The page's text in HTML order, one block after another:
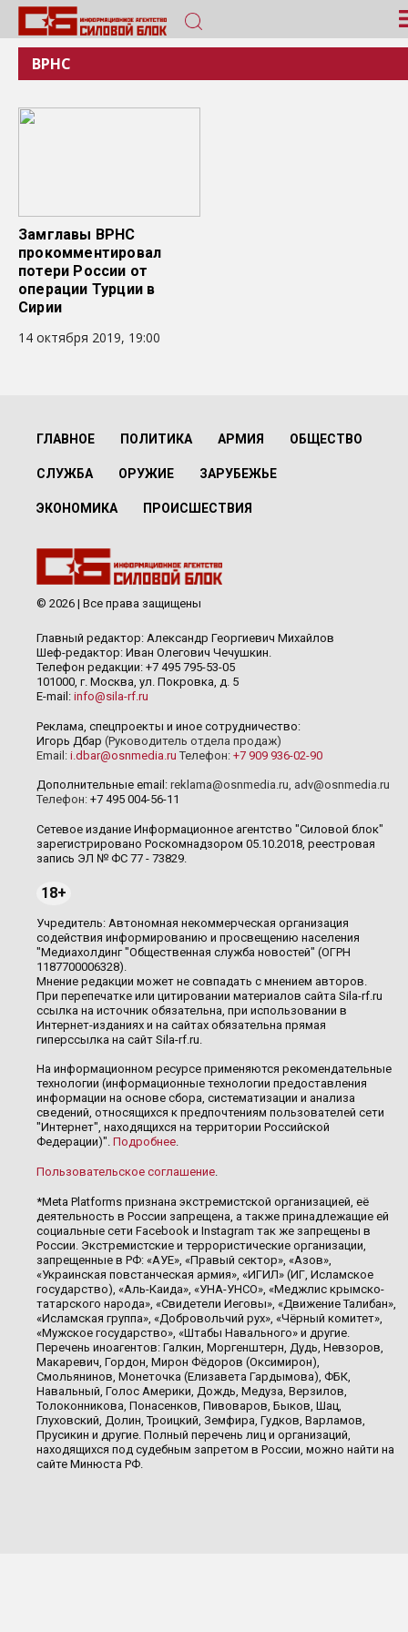
ВРНС
Замглавы ВРНС
прокомментировал
потери России от
операции Турции в
Сирии
14 октября 2019, 19:00
ГЛАВНОЕ ПОЛИТИКА АРМИЯ ОБЩЕСТВО
СЛУЖБА ОРУЖИЕ ЗАРУБЕЖЬЕ
ЭКОНОМИКА ПРОИСШЕСТВИЯ
© 2026 | Все права защищены
Главный редактор: Александр Георгиевич Михайлов
Шеф-редактор: Иван Олегович Чечушкин.
Телефон редакции: +7 495 795-53-05
101000, г. Москва, ул. Покровка, д. 5
E-mail: info@sila-rf.ru
Реклама, спецпроекты и иное сотрудничество:
Игорь Дбар (Руководитель отдела продаж)
Email: i.dbar@osnmedia.ru Телефон: +7 909 936-02-90
Дополнительные email: reklama@osnmedia.ru, adv@osnmedia.ru
Телефон: +7 495 004-56-11
Сетевое издание Информационное агентство "Силовой блок"
зарегистрировано Роскомнадзором 05.10.2018, реестровая
запись ЭЛ № ФС 77 - 73829.
18+
Учредитель: Автономная некоммерческая организация
содействия информированию и просвещению населения
"Медиахолдинг "Общественная служба новостей" (ОГРН
1187700006328).
Мнение редакции может не совпадать с мнением авторов.
При перепечатке или цитировании материалов сайта Sila-rf.ru
ссылка на источник обязательна, при использовании в
Интернет-изданиях и на сайтах обязательна прямая
гиперссылка на сайт Sila-rf.ru.
На информационном ресурсе применяются рекомендательные
технологии (информационные технологии предоставления
информации на основе сбора, систематизации и анализа
сведений, относящихся к предпочтениям пользователей сети
"Интернет", находящихся на территории Российской
Федерации)". Подробнее.
Пользовательское соглашение.
*Meta Platforms признана экстремистской организацией, её
деятельность в России запрещена, а также принадлежащие ей
социальные сети Facebook и Instagram так же запрещены в
России. Экстремистские и террористические организации,
запрещенные в РФ: «АУЕ», «Правый сектор», «Азов»,
«Украинская повстанческая армия», «ИГИЛ» (ИГ, Исламское
государство), «Аль-Каида», «УНА-УНСО», «Меджлис крымско-
татарского народа», «Свидетели Иеговы», «Движение Талибан»,
«Исламская группа», «Добровольчий рух», «Чёрный комитет»,
«Мужское государство», «Штабы Навального» и другие.
Перечень иноагентов: Галкин, Моргенштерн, Дудь, Невзоров,
Макаревич, Гордон, Мирон Фёдоров (Оксимирон),
Смольянинов, Монеточка (Елизавета Гардымова), ФБК,
Навальный, Голос Америки, Дождь, Медуза, Верзилов,
Толоконникова, Понасенков, Пивоваров, Быков, Шац,
Глуховский, Долин, Троицкий, Земфира, Гудков, Варламов,
Прусикин и другие. Полный перечень лиц и организаций,
находящихся под судебным запретом в России, можно найти на
сайте Минюста РФ.